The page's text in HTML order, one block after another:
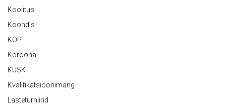
Koolitus
Koondis
KOP
Koroona
KÜSK
Kvalifikatsioonimäng
Lasteturniirid